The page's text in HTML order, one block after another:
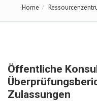
Home
Öffentliche
Zulassungen